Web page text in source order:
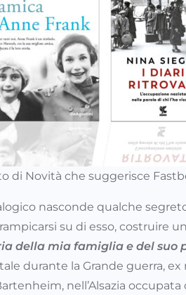
di Novità che suggerisce
nasconde qualche
su di esso, costruire
della mia famiglia e del suo
durante la Grande guerra,
nell’Alsazia